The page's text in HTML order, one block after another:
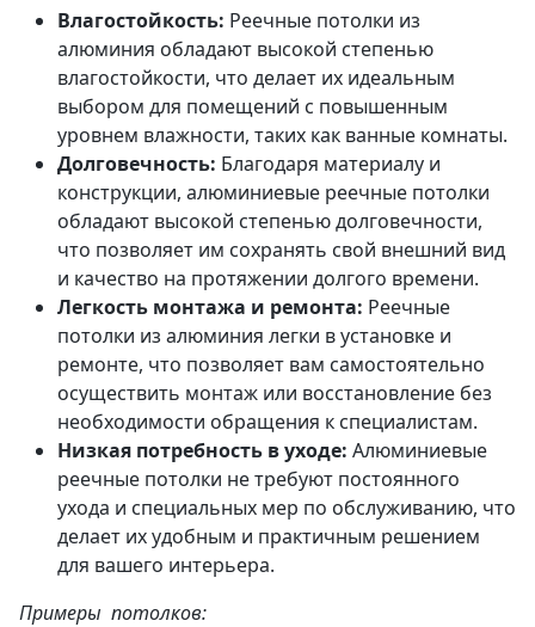
Влагостойкость: Реечные потолки из
алюминия обладают высокой степенью
влагостойкости, что делает их идеальным
выбором для помещений с повышенным
уровнем влажности, таких как ванные комнаты.
Долговечность: Благодаря материалу и
конструкции, алюминиевые реечные потолки
обладают высокой степенью долговечности,
что позволяет им сохранять свой внешний вид
и качество на протяжении долгого времени.
Легкость монтажа и ремонта: Реечные
потолки из алюминия легки в установке и
ремонте, что позволяет вам самостоятельно
осуществить монтаж или восстановление без
необходимости обращения к специалистам.
Низкая потребность в уходе: Алюминиевые
реечные потолки не требуют постоянного
ухода и специальных мер по обслуживанию, что
делает их удобным и практичным решением
для вашего интерьера.
Примеры потолков: